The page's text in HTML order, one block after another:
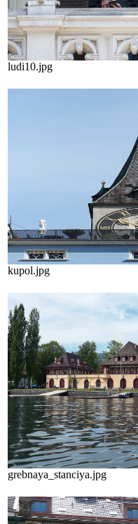
ludi10.jpg
kupol.jpg
grebnaya_stanciya.jpg